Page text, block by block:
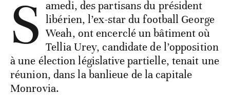
S amedi, des partisans du président
libérien, l’ex-star du football George
Weah, ont encerclé un bâtiment où
Tellia Urey, candidate de l’opposition
à une élection législative partielle, tenait une
réunion, dans la banlieue de la capitale
Monrovia.